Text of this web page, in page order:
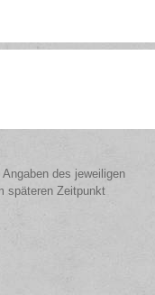
des jeweiligen
späteren Zeitpunkt